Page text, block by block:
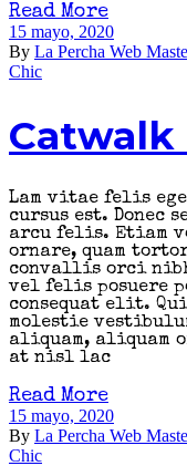
Read More
15 mayo, 2020
By La Percha Web
Chic
Catwalk
Lam vitae felis
cursus est. Donec
arcu felis. Etiam
ornare, quam
convallis orci
vel felis posuere
consequat elit.
molestie
aliquam, aliquam
at nisl lac
Read More
15 mayo, 2020
By La Percha Web
Chic